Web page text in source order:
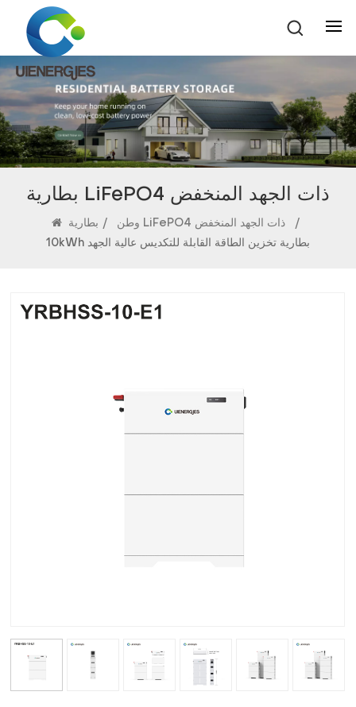
بطارية LiFePO4 ذات الجهد المنخفض
وطن / بطارية LiFePO4 ذات الجهد المنخفض
/
10kWh بطارية تخزين الطاقة القابلة للتكديس عالية الجهد